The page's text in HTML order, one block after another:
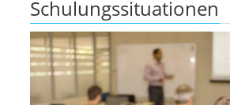
Schulungssituationen